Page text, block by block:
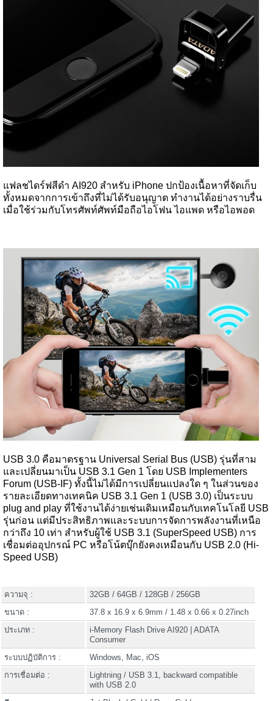
แฟลชไดร์ฟสีดำ AI920 สําหรับ iPhone ปกป้องเนื้อหาที่จัดเก็บ
ทั้งหมดจากการเข้าถึงที่ไม่ได้รับอนุญาต ทำงานได้อย่างราบรื่น
เมื่อใช้ร่วมกับโทรศัพท์ศัพท์มือถือไอโฟน ไอแพด หรือไอพอด
USB 3.0 คือมาตรฐาน Universal Serial Bus (USB) รุ่นที่สาม
และเปลี่ยนมาเป็น USB 3.1 Gen 1 โดย USB Implementers
Forum (USB-IF) ทั้งนี้ไม่ได้มีการเปลี่ยนแปลงใด ๆ ในส่วนของ
รายละเอียดทางเทคนิค USB 3.1 Gen 1 (USB 3.0) เป็นระบบ
plug and play ที่ใช้งานได้ง่ายเช่นเดิมเหมือนกับเทคโนโลยี USB
รุ่นก่อน แต่มีประสิทธิภาพและระบบการจัดการพลังงานที่เหนือ
กว่าถึง 10 เท่า สำหรับผู้ใช้ USB 3.1 (SuperSpeed USB) การ
เชื่อมต่ออุปกรณ์ PC หรือโน้ตบุ๊กยังคงเหมือนกับ USB 2.0 (Hi-
Speed USB)
ความจุ :
32GB / 64GB / 128GB / 256GB
ขนาด :
37.8 x 16.9 x 6.9mm / 1.48 x 0.66 x 0.27inch
ประเภท :
i-Memory Flash Drive AI920 | ADATA
Consumer
ระบบปฏิบัติการ :
Windows, Mac, iOS
การเชื่อมต่อ :
Lightning / USB 3.1, backward compatible
with USB 2.0